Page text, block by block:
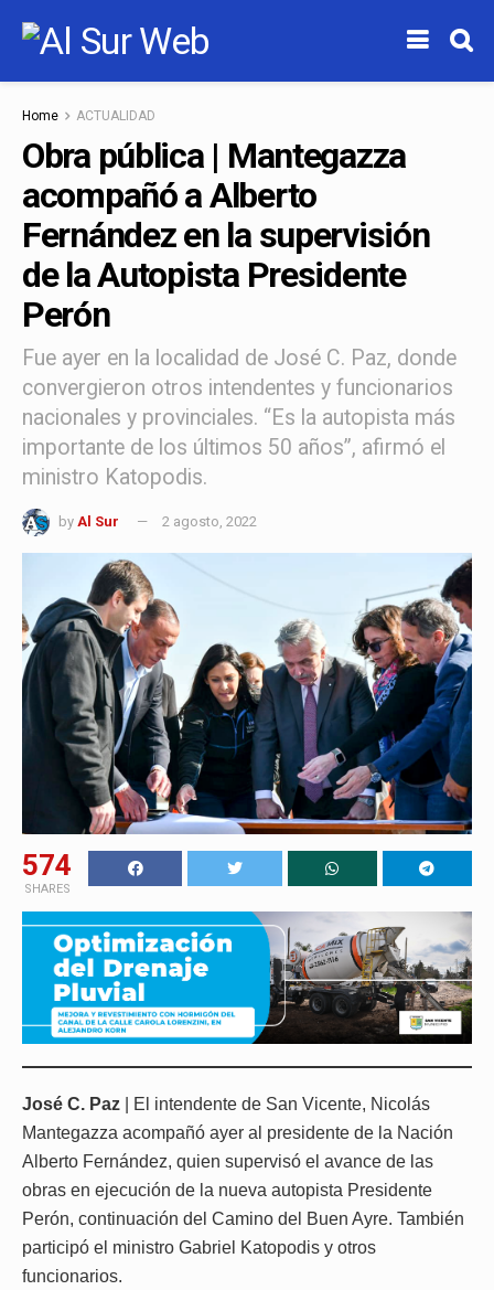
Home ACTUALIDAD
Obra pública | Mantegazza
acompañó a Alberto
Fernández en la supervisión
de la Autopista Presidente
Perón
Fue ayer en la localidad de José C. Paz, donde
convergieron otros intendentes y funcionarios
nacionales y provinciales. “Es la autopista más
importante de los últimos 50 años”, afirmó el
ministro Katopodis.
by Al Sur 2 agosto, 2022
574
SHARES
José C. Paz | El intendente de San Vicente, Nicolás
Mantegazza acompañó ayer al presidente de la Nación
Alberto Fernández, quien supervisó el avance de las
obras en ejecución de la nueva autopista Presidente
Perón, continuación del Camino del Buen Ayre. También
participó el ministro Gabriel Katopodis y otros
funcionarios.